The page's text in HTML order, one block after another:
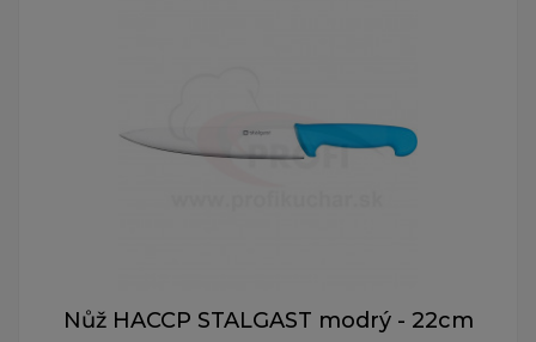
Nůž HACCP STALGAST modrý - 22cm